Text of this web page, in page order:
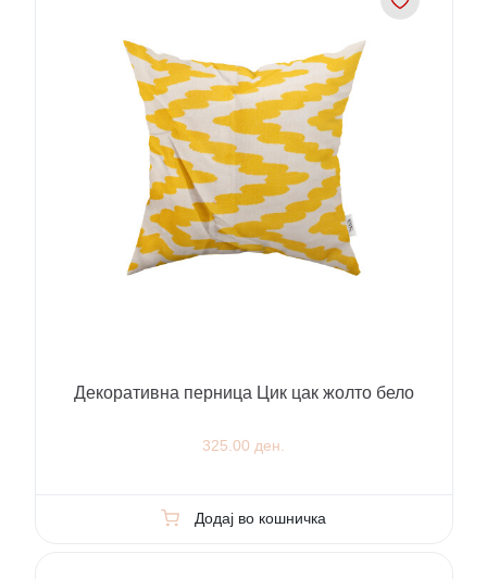
Декоративна перница Цик цак жолто бело
325.00 ден.
Додај во кошничка